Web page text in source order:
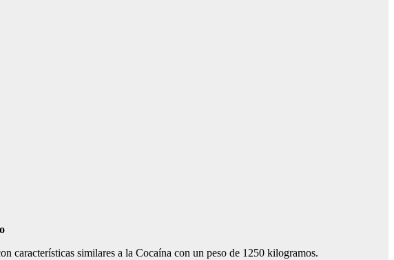
características similares a la Cocaína con un peso de 1250 kilogramos.